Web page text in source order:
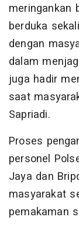
meringankan
berduka
dengan
dalam
juga hadir
saat
Sapriadi.
Proses
personel
Jaya dan
masyarakat
pemakaman